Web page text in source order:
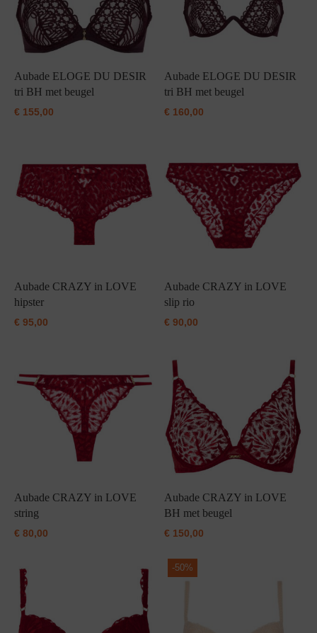
Aubade ELOGE DU DESIR
tri BH met beugel
€ 155,00
Aubade ELOGE DU DESIR
tri BH met beugel
€160,00
Aubade CRAZY in LOVE
hipster
€ 95,00
Aubade CRAZY in LOVE
slip rio
€90,00
Aubade CRAZY in LOVE
string
€ 80,00
Aubade CRAZY in LOVE
BH met beugel
€150,00
-50%